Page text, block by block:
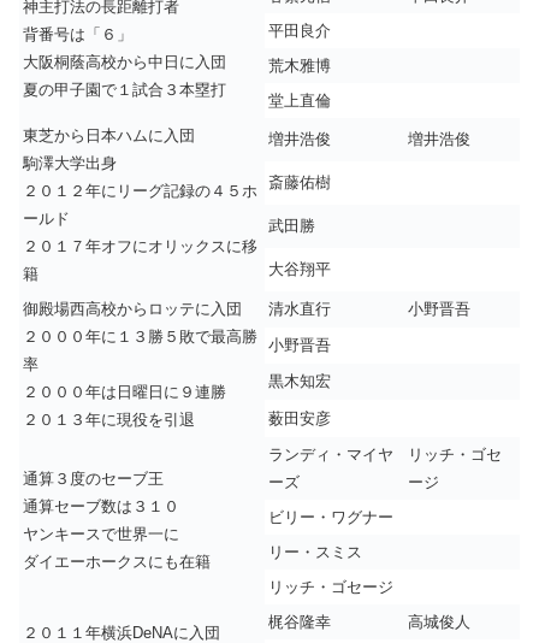
神主打法の長距離打者
背番号は「６」
大阪桐蔭高校から中日に入団
夏の甲子園で１試合３本塁打
平田良介
荒木雅博
堂上直倫
東芝から日本ハムに入団
駒澤大学出身
２０１２年にリーグ記録の４５ホ
ールド
２０１７年オフにオリックスに移
籍
増井浩俊 増井浩俊
斎藤佑樹
武田勝
大谷翔平
御殿場西高校からロッテに入団
２０００年に１３勝５敗で最高勝
率
２０００年は日曜日に９連勝
２０１３年に現役を引退
清水直行
小野晋吾
小野晋吾
黒木知宏
薮田安彦
通算３度のセーブ王
通算セーブ数は３１０
ヤンキースで世界一に
ダイエーホークスにも在籍
ランディ・マイヤ
ーズ
リッチ・ゴセ
ージ
ビリー・ワグナー
リー・スミス
リッチ・ゴセージ
２０１１年横浜DeNAに入団
梶谷隆幸
高城俊人